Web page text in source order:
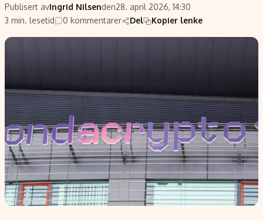
Kunstig intelligens
Infrastruktur
BitCoin
EU-Kommisjonen
Grønt skifte
Retningslinjer
Cookiepolicy
Retningslinjer for rettelser
Redaksjonell policy
Informasjon
Publisert avIngrid Nilsenden28. april 2026, 14:30
3 min. lesetid
0 kommentarer Del Kopier lenke